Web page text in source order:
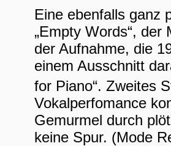
Eine ebenfalls ganz
„Empty Words“,
der Aufnahme, die
einem Ausschnitt
for Piano“. Zweites
Vokalperfomance
Gemurmel durch
keine Spur. (Mode